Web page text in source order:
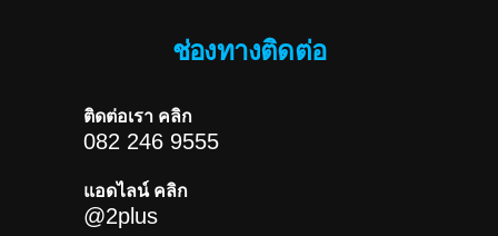
ช่องทางติดต่อ
ติดต่อเรา คลิก
082 246 9555
แอดไลน์ คลิก
@2plus